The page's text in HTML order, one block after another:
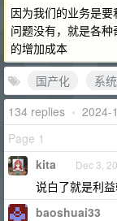
因为我们的业务是
问题没有，就是各
的增加成本
国产化
系统
134 replies • 2024-
Page 1
kita Dec 3,
说白了就是利
baoshuai33